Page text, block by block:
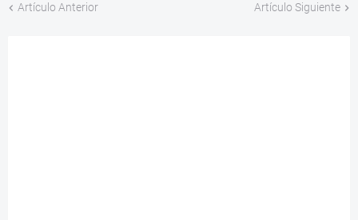
Artículo Anterior Artículo Siguiente